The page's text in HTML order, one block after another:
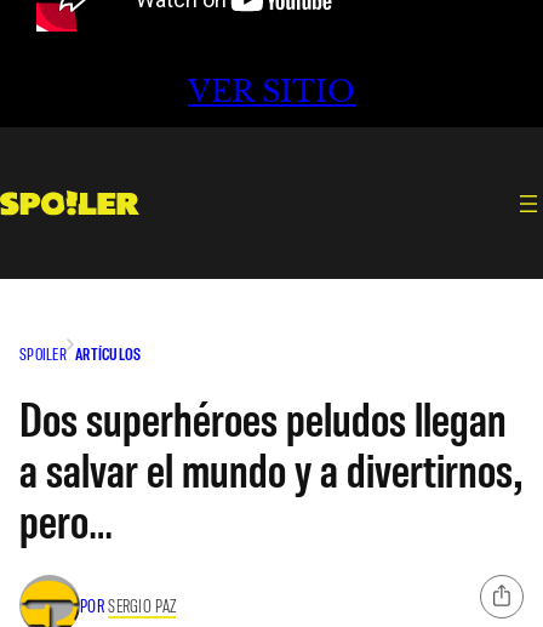
VER SITIO
SPOILER ARTÍCULOS
Dos superhéroes peludos llegan
a salvar el mundo y a divertirnos,
pero…
PORSERGIO PAZ